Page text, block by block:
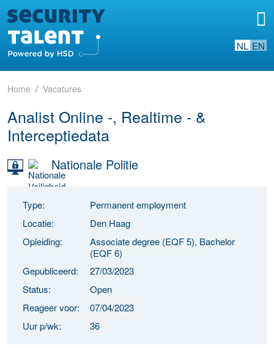
NL EN
Home Vacatures
Analist Online -, Realtime - &
Interceptiedata
Nationale Politie
Type:
Permanent employment
Locatie:
Den Haag
Opleiding:
Associate degree (EQF 5), Bachelor
(EQF 6)
Gepubliceerd:
27/03/2023
Status:
Open
Reageer voor:
07/04/2023
Uur p/wk:
36